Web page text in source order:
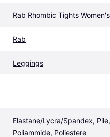
Rab Rhombic Tights Women's
Rab
Leggings
Elastane/Lycra/Spandex, Pile,
Poliammide, Poliestere